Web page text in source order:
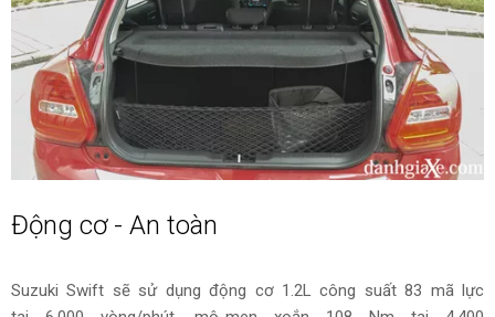
Động cơ - An toàn
Suzuki Swift sẽ sử dụng động cơ 1.2L công suất 83 mã lực